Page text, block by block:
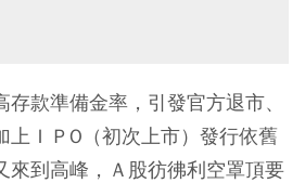
款準備金率，引發官方退市、
上ＩＰO（初次上市）發行依舊
來到高峰，Ａ股彷彿利空罩頂要